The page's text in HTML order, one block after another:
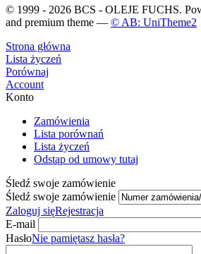
© 1999 - 2026 BCS - OLEJE FUCHS.
and premium theme — © AB: UniTheme2
Strona główna
Lista życzeń
Porównaj
Account
Konto
Zamówienia
Lista porównań
Lista życzeń
Odstąp od umowy tutaj
Śledź swoje zamówienie
Śledź swoje zamówienie
Zaloguj sięRejestracja
E-mail
HasłoNie pamiętasz hasła?